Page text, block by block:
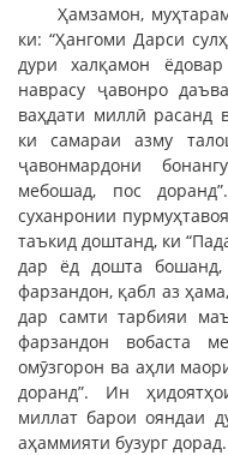
Ҳамзамон,
ки: “Ҳангоми Дарси
дури халқамон
наврасу ҷавонро
ваҳдати миллӣ расанд
ки самараи азму
ҷавонмардони
мебошад, пос
суханронии
таъкид доштанд, ки
дар ёд дошта бошанд,
фарзандон, қабл аз
дар самти тарбияи
фарзандон вобаста
омӯзгорон ва аҳли
доранд”. Ин
миллат барои ояндаи
аҳаммияти бузург дорад.